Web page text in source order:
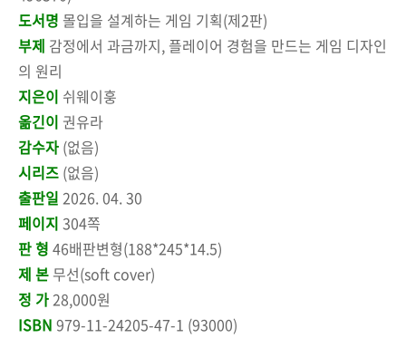
도서명 몰입을 설계하는 게임 기획(제2판)
부제 감정에서 과금까지, 플레이어 경험을 만드는 게임 디자인
의 원리
지은이 쉬웨이훙
옮긴이 권유라
감수자 (없음)
시리즈 (없음)
출판일 2026. 04. 30
페이지 304쪽
판 형 46배판변형(188*245*14.5)
제 본 무선(soft cover)
정 가28,000원
ISBN 979-11-24205-47-1 (93000)